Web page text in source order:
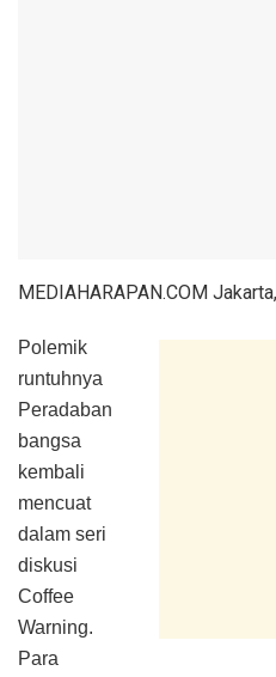
MEDIAHARAPAN.COM
Polemik
runtuhnya
Peradaban
bangsa
kembali
mencuat
dalam seri
diskusi
Coffee
Warning.
Para